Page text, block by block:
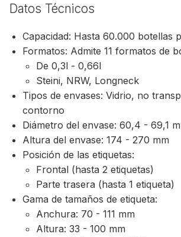
Datos Técnicos
Capacidad: Hasta 60.000 botellas
Formatos: Admite 11 formatos de
De 0,3l - 0,66l
Steini, NRW, Longneck
Tipos de envases: Vidrio, no
contorno
Diámetro del envase: 60,4 - 69,1
Altura del envase: 174 - 270 mm
Posición de las etiquetas:
Frontal (hasta 2 etiquetas)
Parte trasera (hasta 1 etiqueta)
Gama de tamaños de etiqueta:
Anchura: 70 - 111 mm
Altura: 33 - 100 mm